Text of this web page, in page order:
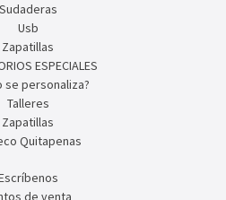
Sudaderas
Usb
Zapatillas
ESPECIALES
se personaliza?
Talleres
Zapatillas
Quitapenas
de venta